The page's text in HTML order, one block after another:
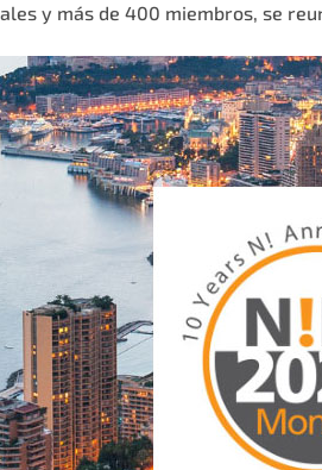
y más de 400 miembros, se